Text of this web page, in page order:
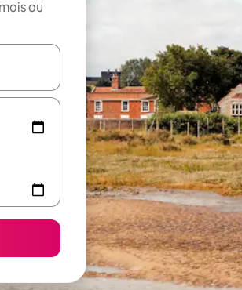
ou
flèches vers le haut et vers le bas pour les